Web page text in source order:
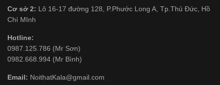
Cơ sở 2: Lô 16-17 đường 128, P.Phước Long A, Tp.Thủ Đức, Hồ
Chí MInh
Hotline:
0987.125.786 (Mr Sơn)
0982.668.994 (Mr Bình)
Email: NoithatKala@gmail.com